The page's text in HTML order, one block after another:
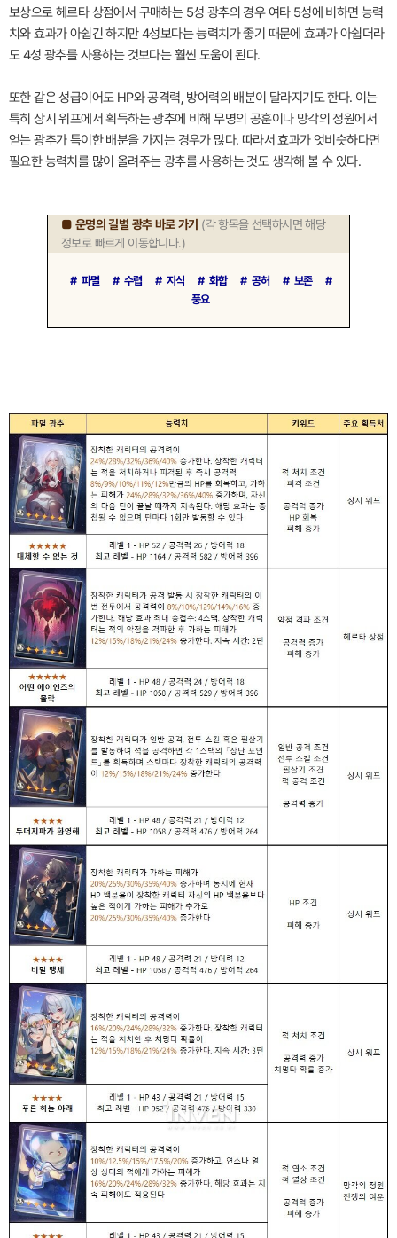
보상으로 헤르타 상점에서 구매하는 5성 광추의 경우 여타 5성에 비하면 능력
치와 효과가 아쉽긴 하지만 4성보다는 능력치가 좋기 때문에 효과가 아쉽더라
도 4성 광추를 사용하는 것보다는 훨씬 도움이 된다.
또한 같은 성급이어도 HP와 공격력, 방어력의 배분이 달라지기도 한다. 이는
특히 상시 워프에서 획득하는 광추에 비해 무명의 공훈이나 망각의 정원에서
얻는 광추가 특이한 배분을 가지는 경우가 많다. 따라서 효과가 엇비슷하다면
필요한 능력치를 많이 올려주는 광추를 사용하는 것도 생각해 볼 수 있다.
■ 운명의 길별 광추 바로 가기 (각 항목을 선택하시면 해당
정보로 빠르게 이동합니다.)
＃ 파멸 ＃ 수렵 ＃ 지식 ＃ 화합 ＃ 공허 ＃ 보존
＃
풍요